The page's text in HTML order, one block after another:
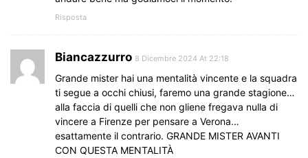
Risposta
Biancazzurro 8 Dicembre 2024 At 22:18
Grande mister hai una mentalità vincente e la squadra
ti segue a occhi chiusi, faremo una grande stagione…
alla faccia di quelli che non gliene fregava nulla di
vincere a Firenze per pensare a Verona…
esattamente il contrario. GRANDE MISTER AVANTI
CON QUESTA MENTALITÀ